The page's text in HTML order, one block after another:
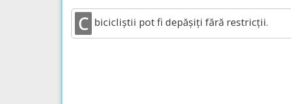
C bicicliștii pot fi depășiți fără restricții.